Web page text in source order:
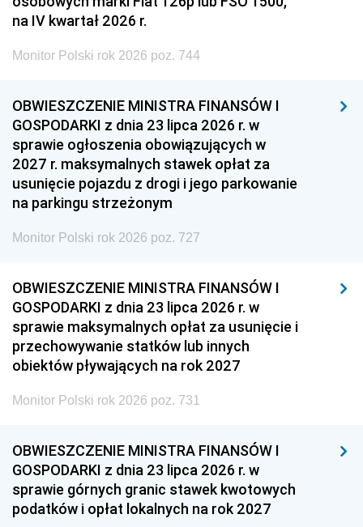
na IV kwartał 2026 r.
Monitor Polski rok 2026 poz. 744
OBWIESZCZENIE MINISTRA FINANSÓW I
GOSPODARKI z dnia 23 lipca 2026 r. w
sprawie ogłoszenia obowiązujących w
2027 r. maksymalnych stawek opłat za
usunięcie pojazdu z drogi i jego parkowanie
na parkingu strzeżonym
Monitor Polski rok 2026 poz. 727
OBWIESZCZENIE MINISTRA FINANSÓW I
GOSPODARKI z dnia 23 lipca 2026 r. w
sprawie maksymalnych opłat za usunięcie i
przechowywanie statków lub innych
obiektów pływających na rok 2027
Monitor Polski rok 2026 poz. 731
OBWIESZCZENIE MINISTRA FINANSÓW I
GOSPODARKI z dnia 23 lipca 2026 r. w
sprawie górnych granic stawek kwotowych
podatków i opłat lokalnych na rok 2027